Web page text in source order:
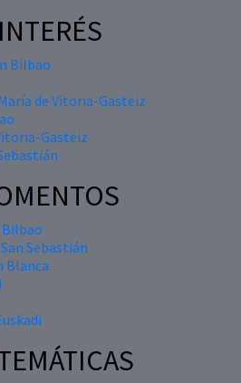
Bilbao
de Vitoria-Gasteiz
Gasteiz
Bilbao
Sebastián
Blanca